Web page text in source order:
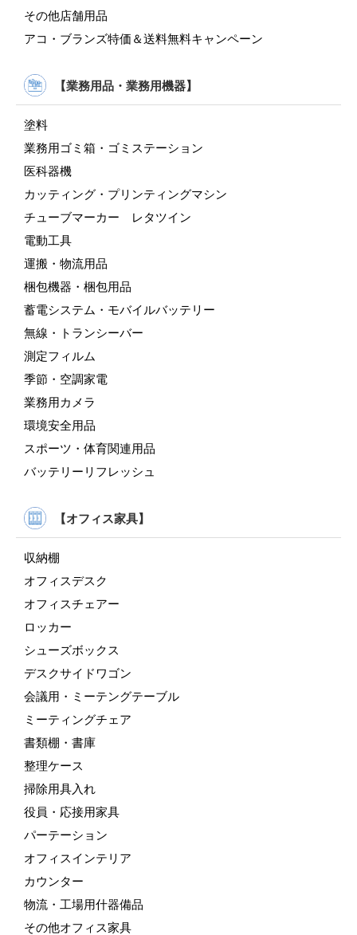
その他店舗用品
アコ・ブランズ特価＆送料無料キャンペーン
【業務用品・業務用機器】
塗料
業務用ゴミ箱・ゴミステーション
医科器機
カッティング・プリンティングマシン
チューブマーカー レタツイン
電動工具
運搬・物流用品
梱包機器・梱包用品
蓄電システム・モバイルバッテリー
無線・トランシーバー
測定フィルム
季節・空調家電
業務用カメラ
環境安全用品
スポーツ・体育関連用品
バッテリーリフレッシュ
【オフィス家具】
収納棚
オフィスデスク
オフィスチェアー
ロッカー
シューズボックス
デスクサイドワゴン
会議用・ミーテングテーブル
ミーティングチェア
書類棚・書庫
整理ケース
掃除用具入れ
役員・応接用家具
パーテーション
オフィスインテリア
カウンター
物流・工場用什器備品
その他オフィス家具